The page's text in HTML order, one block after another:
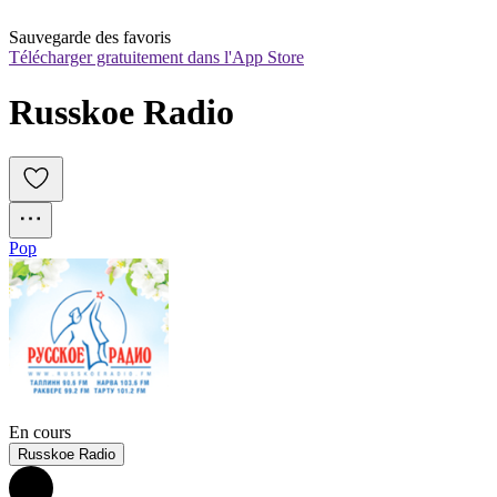
Sauvegarde des favoris
Télécharger gratuitement dans l'App Store
Russkoe Radio
Pop
En cours
Russkoe Radio